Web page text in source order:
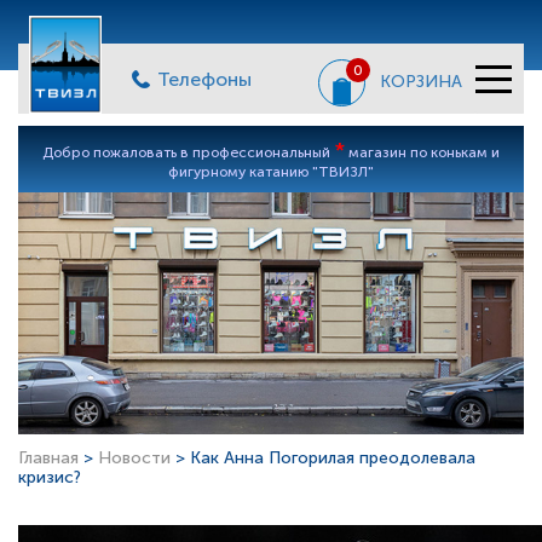
Телефоны 0
КОРЗИНА
Добро пожаловать в профессиональный * магазин по конькам и
фигурному катанию "ТВИЗЛ"
Главная > Новости > Как Анна Погорилая преодолевала
кризис?